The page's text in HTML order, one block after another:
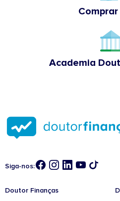
Academia
Siga-nos:
Doutor Finanças